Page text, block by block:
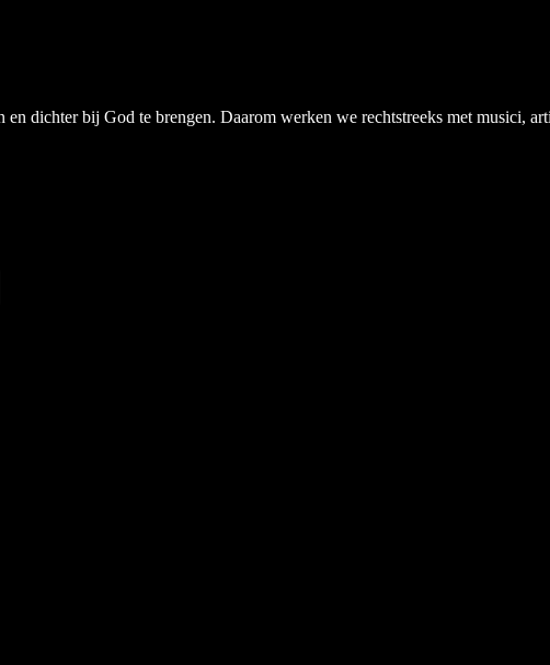
dichter bij God te brengen. Daarom werken we rechtstreeks met musici,